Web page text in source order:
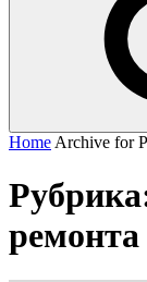
Home Archive for
ремонта